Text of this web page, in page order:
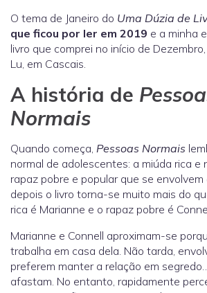
O tema de Janeiro do Uma Dúzia de
que ficou por ler em 2019 e a minha
livro que comprei no início de
Lu, em Cascais.
A história de
Normais
Quando começa, Pessoas Normais
normal de adolescentes: a miúda rica e
rapaz pobre e popular que se envolvem
depois o livro torna-se muito mais do
rica é Marianne e o rapaz pobre é
Marianne e Connell aproximam-se
trabalha em casa dela. Não tarda,
preferem manter a relação em
afastam. No entanto, rapidamente